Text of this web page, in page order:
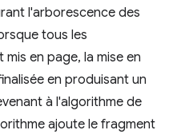
l'arborescence des
tous les
en page, la mise en
en produisant un
à l'algorithme de
ajoute le fragment